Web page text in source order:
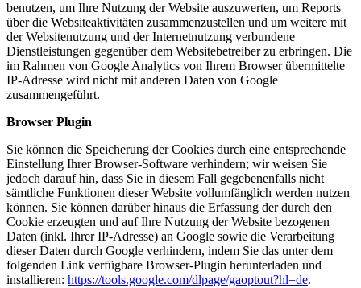
benutzen, um Ihre Nutzung der Website auszuwerten, um Reports
über die Websiteaktivitäten zusammenzustellen und um weitere mit
der Websitenutzung und der Internetnutzung verbundene
Dienstleistungen gegenüber dem Websitebetreiber zu erbringen. Die
im Rahmen von Google Analytics von Ihrem Browser übermittelte
IP-Adresse wird nicht mit anderen Daten von Google
zusammengeführt.
Browser Plugin
Sie können die Speicherung der Cookies durch eine entsprechende
Einstellung Ihrer Browser-Software verhindern; wir weisen Sie
jedoch darauf hin, dass Sie in diesem Fall gegebenenfalls nicht
sämtliche Funktionen dieser Website vollumfänglich werden nutzen
können. Sie können darüber hinaus die Erfassung der durch den
Cookie erzeugten und auf Ihre Nutzung der Website bezogenen
Daten (inkl. Ihrer IP-Adresse) an Google sowie die Verarbeitung
dieser Daten durch Google verhindern, indem Sie das unter dem
folgenden Link verfügbare Browser-Plugin herunterladen und
installieren: https://tools.google.com/dlpage/gaoptout?hl=de.